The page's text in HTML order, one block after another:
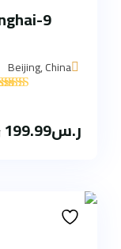
Beijing, China
ر.س199.99